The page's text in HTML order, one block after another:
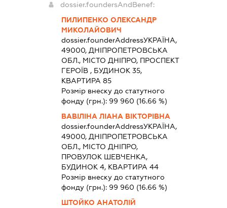
dossier.foundersAndBenef:
ПИЛИПЕНКО ОЛЕКСАНДР
МИКОЛАЙОВИЧ
dossier.founderAddressУКРАЇНА,
49000, ДНІПРОПЕТРОВСЬКА
ОБЛ., МІСТО ДНІПРО, ПРОСПЕКТ
ГЕРОЇВ , БУДИНОК 35,
КВАРТИРА 85
Розмір внеску до статутного
фонду (грн.): 99 960 (16.66 %)
ВАВІЛІНА ЛІАНА ВІКТОРІВНА
dossier.founderAddressУКРАЇНА,
49000, ДНІПРОПЕТРОВСЬКА
ОБЛ., МІСТО ДНІПРО,
ПРОВУЛОК ШЕВЧЕНКА,
БУДИНОК 4, КВАРТИРА 44
Розмір внеску до статутного
фонду (грн.): 99 960 (16.66 %)
ШТОЙКО АНАТОЛІЙ